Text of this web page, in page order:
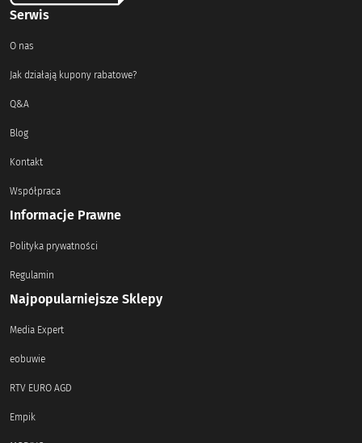
Serwis
O nas
Jak działają kupony rabatowe?
Q&A
Blog
Kontakt
Współpraca
Informacje Prawne
Polityka prywatności
Regulamin
Najpopularniejsze Sklepy
Media Expert
eobuwie
RTV EURO AGD
Empik